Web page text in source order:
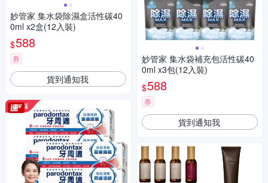
妙管家 集水袋除濕盒活性碳40
0ml x2盒(12入裝)
$588
券
貨到通知我
妙管家 集水袋補充包活性碳40
0ml x3包(12入裝)
$588
券
貨到通知我